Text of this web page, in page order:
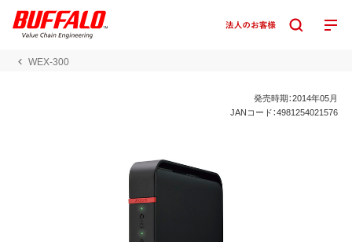
WEX-300
発売時期：2014年05月
JANコード：4981254021576